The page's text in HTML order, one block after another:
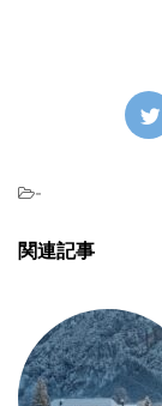
-
関連記事